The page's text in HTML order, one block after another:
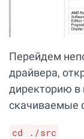
Перейдем
драйвера,
директорию в
скачиваемые
cd ./src